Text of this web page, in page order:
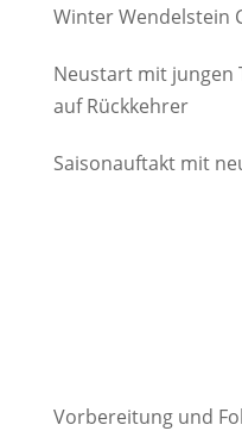
Winter Wendelstein
Neustart mit jungen
auf Rückkehrer
Saisonauftakt mit
Vorbereitung und